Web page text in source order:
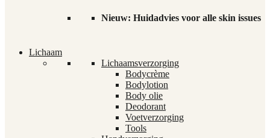
Nieuw: Huidadvies voor alle skin issues
Lichaam
Lichaamsverzorging
Bodycrème
Bodylotion
Body olie
Deodorant
Voetverzorging
Tools